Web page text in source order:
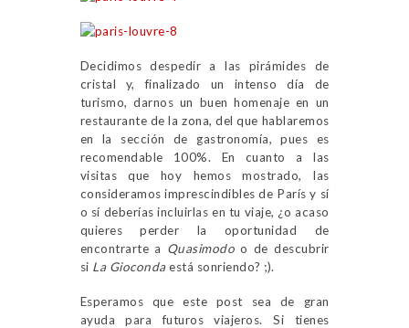
Decidimos despedir a las pirámides de
cristal y, finalizado un intenso día de
turismo, darnos un buen homenaje en un
restaurante de la zona, del que hablaremos
en la sección de gastronomía, pues es
recomendable 100%. En cuanto a las
visitas que hoy hemos mostrado, las
consideramos imprescindibles de París y sí
o sí deberías incluirlas en tu viaje, ¿o acaso
quieres perder la oportunidad de
encontrarte a Quasimodo o de descubrir
si La Giocondaestá sonriendo? ;).
Esperamos que este post sea de gran
ayuda para futuros viajeros. Si tienes